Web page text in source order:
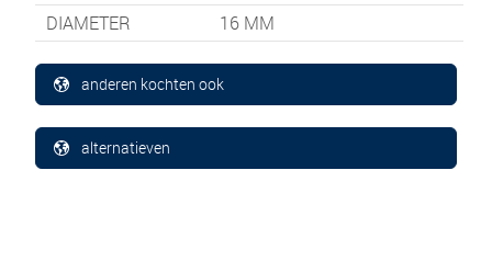
DIAMETER
16 MM
anderen kochten ook
alternatieven